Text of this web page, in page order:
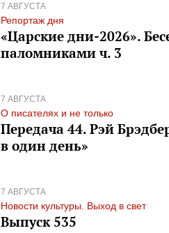
7 АВГУСТА
Репортаж дня
«Царские дни-2026».
паломниками ч. 3
7 АВГУСТА
О писателях и не только
Передача 44. Рэй
в один день»
7 АВГУСТА
Новости культуры. Выход в свет
Выпуск 535